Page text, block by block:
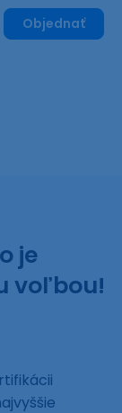
Objednať
je
voľbou!